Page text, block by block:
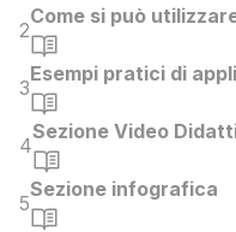
2
Come si può
3
Esempi pratici di
4
Sezione Video
5
Sezione infografica